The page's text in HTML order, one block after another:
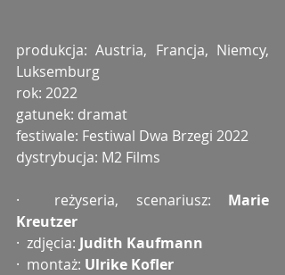
produkcja: Austria, Francja, Niemcy,
Luksemburg
rok: 2022
gatunek: dramat
festiwale: Festiwal Dwa Brzegi 2022
dystrybucja: M2 Films
·  reżyseria, scenariusz: Marie
Kreutzer
·  zdjęcia: Judith Kaufmann
·  montaż: Ulrike Kofler